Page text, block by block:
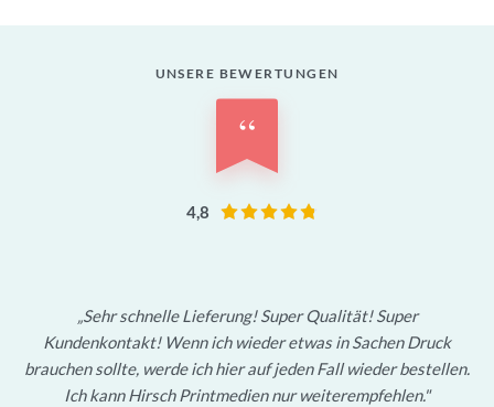
UNSERE BEWERTUNGEN
“
4,8
Sehr schnelle Lieferung! Super Qualität! Super
Kundenkontakt! Wenn ich wieder etwas in Sachen Druck
brauchen sollte, werde ich hier auf jeden Fall wieder bestellen.
Ich kann Hirsch Printmedien nur weiterempfehlen.